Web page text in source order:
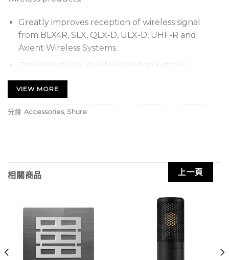
Greatly improves reception of wireless signal
from BLX4R, SLX, QLX-D, ULX-D, UHF-R and
Axient Wireless Systems.
Omnidirectional dipole reception pattern
Includes stand adapter, thread adapter, a 61cm
(2ft) coaxial antenna cable, and a 7.6m (25ft)
coaxial antenna cable
VIEW MORE
分類: Accessories, Shure
上一頁
相關商品